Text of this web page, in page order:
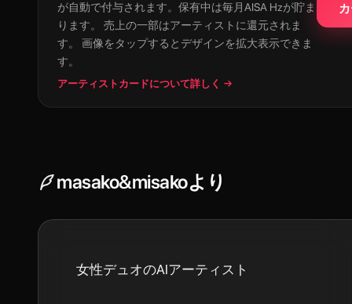
が自動で付与されます。保有中は毎月AISA Hzが貯ま
ります。 売上の一部はアーティストに還元されま
す。 画像をタップするとデザインを拡大表示できま
す。
アーティストカードについて詳しく →
masako&misakoより
女性デュオのAIアーティスト